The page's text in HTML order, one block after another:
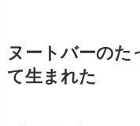
ヌートバーのた
て生まれた